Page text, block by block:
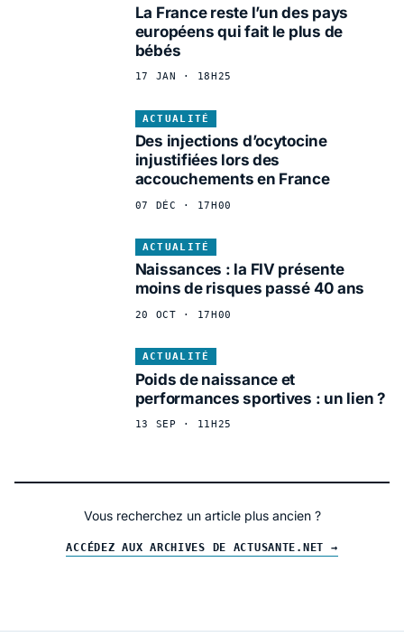
La France reste l’un des pays
européens qui fait le plus de
bébés
17 JAN · 18H25
ACTUALITÉ
Des injections d’ocytocine
injustifiées lors des
accouchements en France
07 DÉC · 17H00
ACTUALITÉ
Naissances : la FIV présente
moins de risques passé 40 ans
20 OCT · 17H00
ACTUALITÉ
Poids de naissance et
performances sportives : un lien ?
13 SEP · 11H25
Vous recherchez un article plus ancien ?
ACCÉDEZ AUX ARCHIVES DE ACTUSANTE.NET →